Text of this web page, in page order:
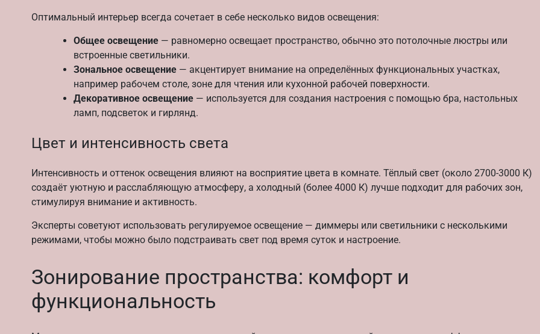
Оптимальный интерьер всегда сочетает в себе несколько видов освещения:
Общее освещение — равномерно освещает пространство, обычно это потолочные люстры или
встроенные светильники.
Зональное освещение — акцентирует внимание на определённых функциональных участках,
например рабочем столе, зоне для чтения или кухонной рабочей поверхности.
Декоративное освещение — используется для создания настроения с помощью бра, настольных
ламп, подсветок и гирлянд.
Цвет и интенсивность света
Интенсивность и оттенок освещения влияют на восприятие цвета в комнате. Тёплый свет (около 2700-3000 К)
создаёт уютную и расслабляющую атмосферу, а холодный (более 4000 К) лучше подходит для рабочих зон,
стимулируя внимание и активность.
Эксперты советуют использовать регулируемое освещение — диммеры или светильники с несколькими
режимами, чтобы можно было подстраивать свет под время суток и настроение.
Зонирование пространства: комфорт и
функциональность